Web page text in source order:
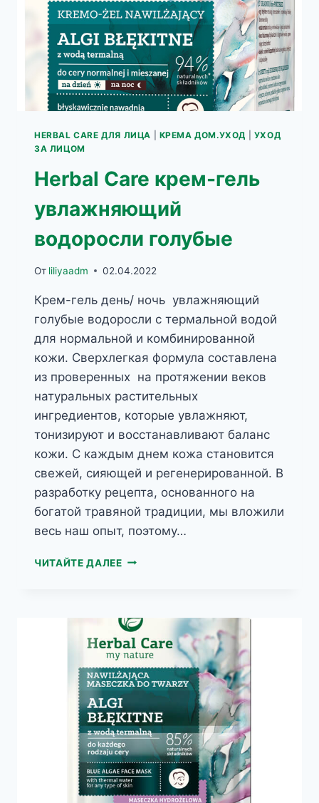
HERBAL CARE ДЛЯ ЛИЦА КРЕМА ДОМ.УХОД
УХОД
ЗА ЛИЦОМ
Herbal Care крем-гель
увлажняющий
водоросли голубые
От liliyaadm 02.04.2022
Крем-гель день/ ночь увлажняющий
голубые водоросли с термальной водой
для нормальной и комбинированной
кожи. Сверхлегкая формула составлена
из проверенных на протяжении веков
натуральных растительных
ингредиентов, которые увлажняют,
тонизируют и восстанавливают баланс
кожи. С каждым днем кожа становится
свежей, сияющей и регенерированной. В
разработку рецепта, основанного на
богатой травяной традиции, мы вложили
весь наш опыт, поэтому…
ЧИТАЙТЕ ДАЛЕЕHERBAL
УВЛАЖНЯЮЩИЙ
ВОДОРОСЛИ
ГОЛУБЫЕ